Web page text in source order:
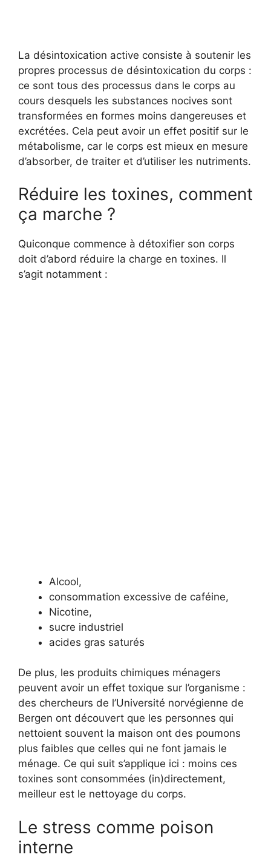
La désintoxication active consiste à soutenir les
propres processus de désintoxication du corps :
ce sont tous des processus dans le corps au
cours desquels les substances nocives sont
transformées en formes moins dangereuses et
excrétées. Cela peut avoir un effet positif sur le
métabolisme, car le corps est mieux en mesure
d’absorber, de traiter et d’utiliser les nutriments.
Réduire les toxines, comment
ça marche ?
Quiconque commence à détoxifier son corps
doit d’abord réduire la charge en toxines. Il
s’agit notamment :
Alcool,
consommation excessive de caféine,
Nicotine,
sucre industriel
acides gras saturés
De plus, les produits chimiques ménagers
peuvent avoir un effet toxique sur l’organisme :
des chercheurs de l’Université norvégienne de
Bergen ont découvert que les personnes qui
nettoient souvent la maison ont des poumons
plus faibles que celles qui ne font jamais le
ménage. Ce qui suit s’applique ici : moins ces
toxines sont consommées (in)directement,
meilleur est le nettoyage du corps.
Le stress comme poison
interne